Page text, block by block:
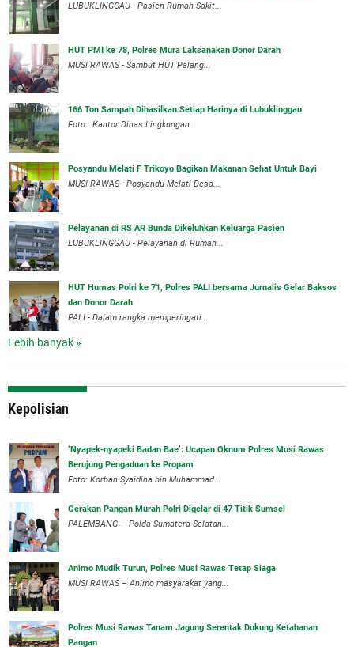
LUBUKLINGGAU - Pasien Rumah Sakit...
HUT PMI ke 78, Polres Mura Laksanakan Donor Darah
MUSI RAWAS - Sambut HUT Palang...
166 Ton Sampah Dihasilkan Setiap Harinya di Lubuklinggau
Foto : Kantor Dinas Lingkungan...
Posyandu Melati F Trikoyo Bagikan Makanan Sehat Untuk Bayi
MUSI RAWAS - Posyandu Melati Desa...
Pelayanan di RS AR Bunda Dikeluhkan Keluarga Pasien
LUBUKLINGGAU - Pelayanan di Rumah...
HUT Humas Polri ke 71, Polres PALI bersama Jurnalis Gelar Baksos
dan Donor Darah
PALI - Dalam rangka memperingati...
Lebih banyak »
Kepolisian
‘Nyapek-nyapeki Badan Bae’: Ucapan Oknum Polres Musi Rawas
Berujung Pengaduan ke Propam
Foto: Korban Syaidina bin Muhammad...
Gerakan Pangan Murah Polri Digelar di 47 Titik Sumsel
PALEMBANG — Polda Sumatera Selatan...
Animo Mudik Turun, Polres Musi Rawas Tetap Siaga
MUSI RAWAS – Animo masyarakat yang...
Polres Musi Rawas Tanam Jagung Serentak Dukung Ketahanan
Pangan